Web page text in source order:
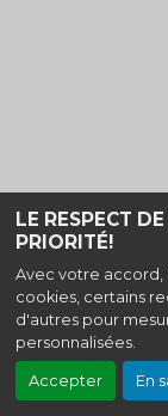
LE RESPECT
PRIORITÉ!
Avec votre accord,
cookies, certains
d'autres pour
personnalisées.
Accepter En